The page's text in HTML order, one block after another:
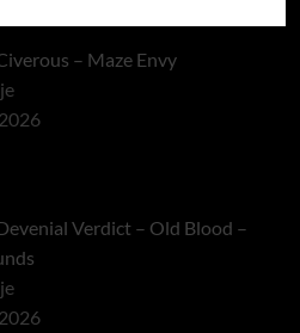
– Maze Envy
Verdict – Old Blood –